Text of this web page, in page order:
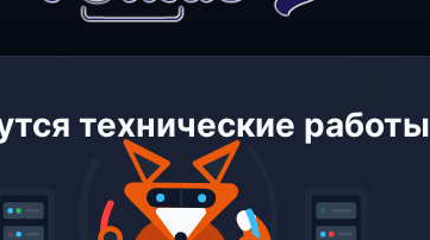
технические работы